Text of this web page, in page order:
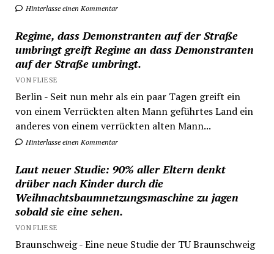
Hinterlasse einen Kommentar
Regime, dass Demonstranten auf der Straße
umbringt greift Regime an dass Demonstranten
auf der Straße umbringt.
VON FLIESE
Berlin - Seit nun mehr als ein paar Tagen greift ein
von einem Verrückten alten Mann geführtes Land ein
anderes von einem verrückten alten Mann...
Hinterlasse einen Kommentar
Laut neuer Studie: 90% aller Eltern denkt
drüber nach Kinder durch die
Weihnachtsbaumnetzungsmaschine zu jagen
sobald sie eine sehen.
VON FLIESE
Braunschweig - Eine neue Studie der TU Braunschweig